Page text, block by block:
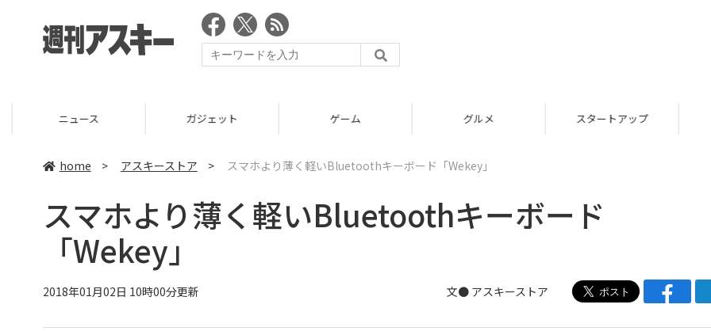
ニュース ガジェット ゲーム グルメ スタートアップ
home > アスキーストア > スマホより薄く軽いBluetoothキーボード「Wekey」
スマホより薄く軽いBluetoothキーボード
「Wekey」
2018年01月02日 10時00分更新 文● アスキーストア